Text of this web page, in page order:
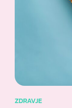
ZDRAVJE